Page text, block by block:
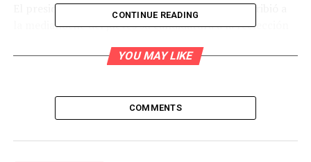
El presidente de El Salvador,Nayib Bukele, inscribió a
la medianoche del jueves su candidatura a la reelección
popularidad por su ofensiva contra las pandillas, pero
Bajo fuerte seguridad, Bukele, junto con su
compañero de fórmula, el vicepresidente Félix
CONTINUE READING
YOU MAY LIKE
COMMENTS